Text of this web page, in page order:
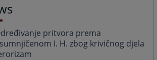
pritvora prema
I. H. zbog krivičnog djela